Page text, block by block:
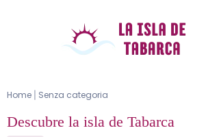
Home Senza categoria
Descubre la isla de Tabarca